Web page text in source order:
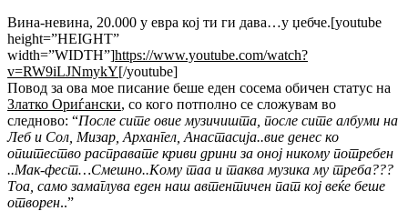
Вина-невина, 20.000 у евра кој ти ги дава…у џебче.[youtube
height=”HEIGHT”
width=”WIDTH”]https://www.youtube.com/watch?
v=RW9iLJNmykY[/youtube]
Повод за ова мое писание беше еден сосема обичен статус на
Златко Ориѓански, со кого потполно се сложувам во
следново: “После сите овие музичишта, после сите албуми на
Леб и Сол, Мизар, Архангел, Анастасија..вие денес ко
општество расправате криви дрини за оној никому потребен
..Мак-фест…Смешно..Кому таа и таква музика му треба???
Тоа, само замаглува еден наш автентичен пат кој веќе беше
отворен..”